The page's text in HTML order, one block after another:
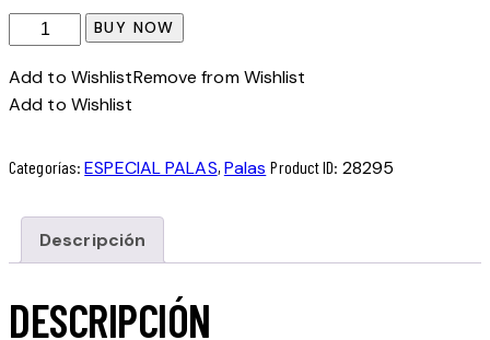
Head
Radical
Pro
cantidad
BUY NOW
Add to WishlistRemove from Wishlist
Add to Wishlist
Categorías:ESPECIAL PALAS, Palas Product ID: 28295
Descripción
DESCRIPCIÓN